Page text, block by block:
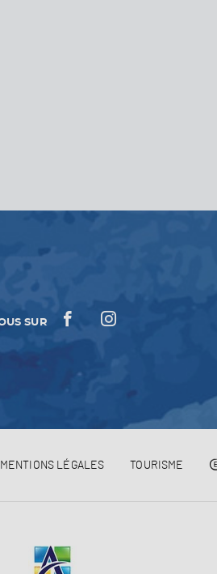
SUR
MENTIONS LÉGALES TOURISME